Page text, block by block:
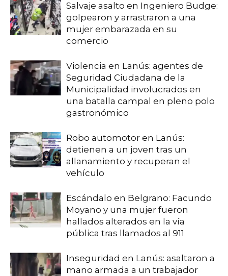
Salvaje asalto en Ingeniero Budge:
golpearon y arrastraron a una
mujer embarazada en su
comercio
Violencia en Lanús: agentes de
Seguridad Ciudadana de la
Municipalidad involucrados en
una batalla campal en pleno polo
gastronómico
Robo automotor en Lanús:
detienen a un joven tras un
allanamiento y recuperan el
vehículo
Escándalo en Belgrano: Facundo
Moyano y una mujer fueron
hallados alterados en la vía
pública tras llamados al 911
Inseguridad en Lanús: asaltaron a
mano armada a un trabajador